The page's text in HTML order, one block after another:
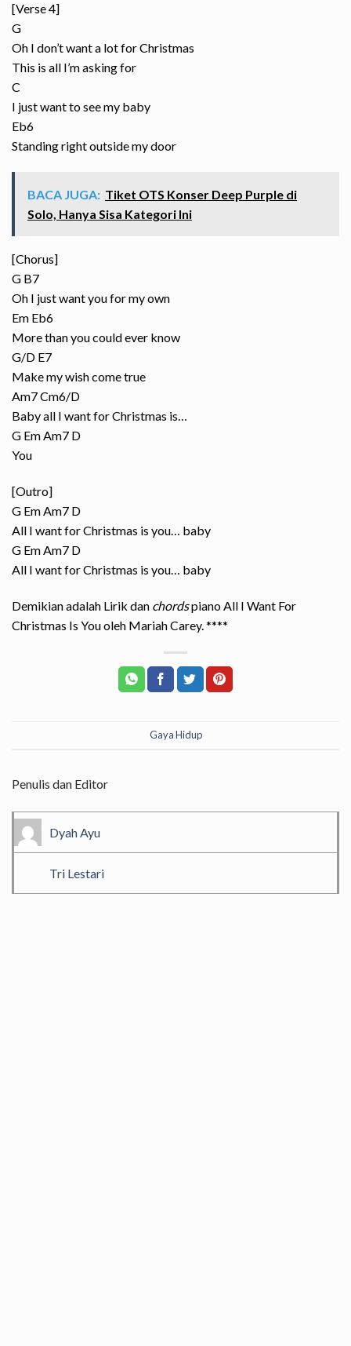
[Verse 4]
G
Oh I don’t want a lot for Christmas
This is all I’m asking for
C
I just want to see my baby
Eb6
Standing right outside my door
BACA JUGA: Tiket OTS Konser Deep Purple di
Solo, Hanya Sisa Kategori Ini
[Chorus]
G B7
Oh I just want you for my own
Em Eb6
More than you could ever know
G/D E7
Make my wish come true
Am7 Cm6/D
Baby all I want for Christmas is…
G Em Am7 D
You
[Outro]
G Em Am7 D
All I want for Christmas is you… baby
G Em Am7 D
All I want for Christmas is you… baby
Demikian adalah Lirik dan chordspiano All I Want For
Christmas Is You oleh Mariah Carey. ****
Gaya Hidup
Penulis dan Editor
Dyah Ayu
Tri Lestari